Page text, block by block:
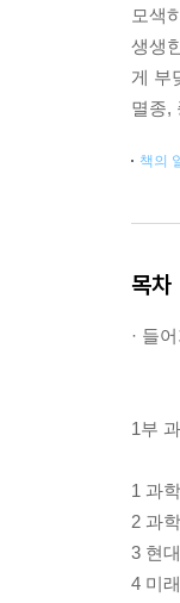
모색
생생
게 부
멸종,
책의
목차
· 들
1부
1 과
2 과
3 현
4 미